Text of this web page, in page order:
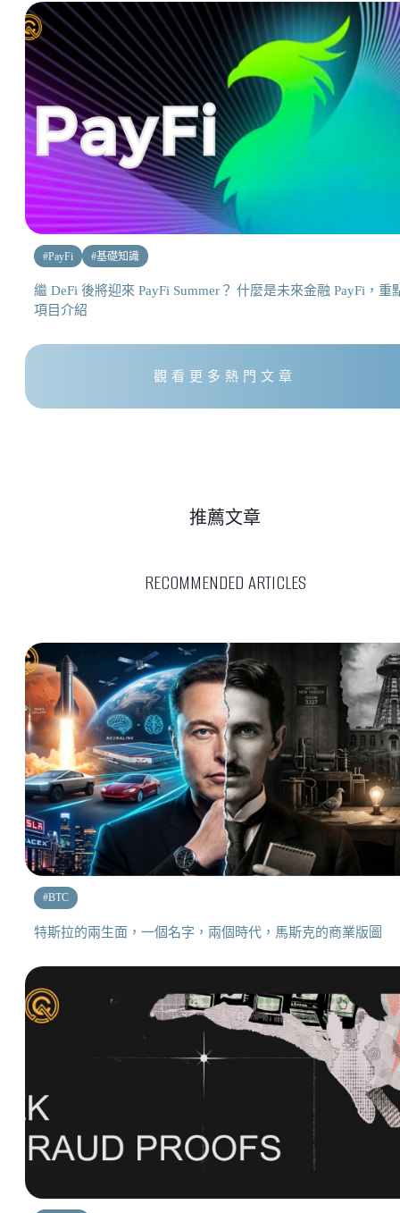
#PayFi #基礎知識
繼 DeFi 後將迎來 PayFi Summer？ 什麼是未來金融 PayFi，重
項目介紹
觀看更多熱門文章
RECOMMENDED ARTICLES
推薦文章
#BTC
特斯拉的兩生面，一個名字，兩個時代，馬斯克的商業版圖